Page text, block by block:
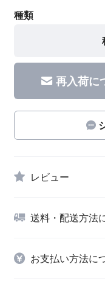
種類
再入荷に
レビュー
送料・配送方法
お支払い方法に